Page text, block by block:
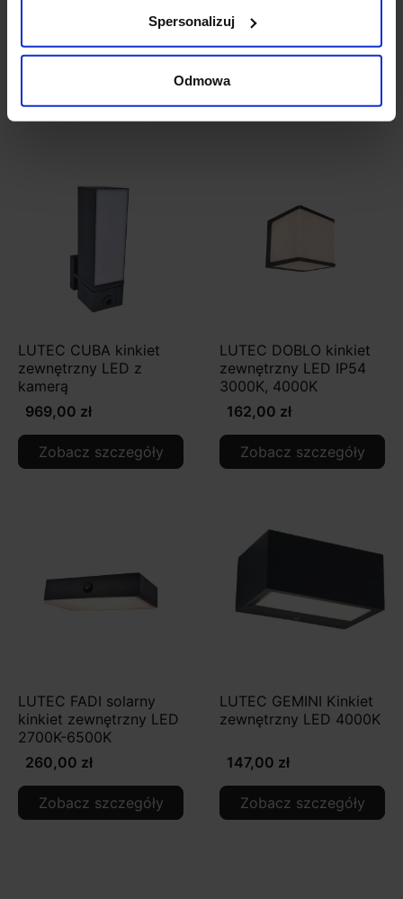
Spersonalizuj
Odmowa
LUTEC CUBA Kinkiet
211,00 zł
Zobacz szczegóły
LUTEC CUBA kinkiet
zewnętrzny LED IP54
372,00 zł
Zobacz szczegóły
LUTEC CUBA kinkiet
zewnętrzny LED z
kamerą
969,00 zł
Zobacz szczegóły
LUTEC DOBLO kinkiet
zewnętrzny LED IP54
3000K, 4000K
162,00 zł
Zobacz szczegóły
LUTEC FADI solarny
kinkiet zewnętrzny LED
2700K-6500K
260,00 zł
Zobacz szczegóły
LUTEC GEMINI Kinkiet
zewnętrzny LED 4000K
147,00 zł
Zobacz szczegóły